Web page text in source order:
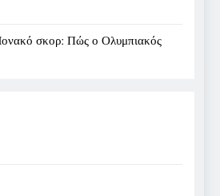
σκορ: Πώς ο Ολυμπιακός